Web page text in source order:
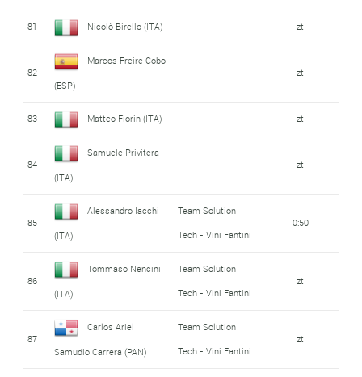
81 Nicolò Birello (ITA) zt
82
Marcos Freire Cobo
(ESP)
zt
83 Matteo Fiorin (ITA) zt
84
Samuele Privitera
(ITA)
zt
85
Alessandro Iacchi
(ITA)
Team Solution
Tech - Vini Fantini
0:50
86
Tommaso Nencini
(ITA)
Team Solution
Tech - Vini Fantini
zt
87
Carlos Ariel
Samudio Carrera (PAN)
Team Solution
Tech - Vini Fantini
zt